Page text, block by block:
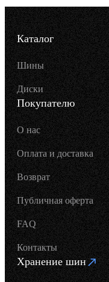
Каталог
Шины
Диски
Покупателю
О нас
Оплата и доставка
Возврат
Публичная оферта
FAQ
Контакты
Хранение шин